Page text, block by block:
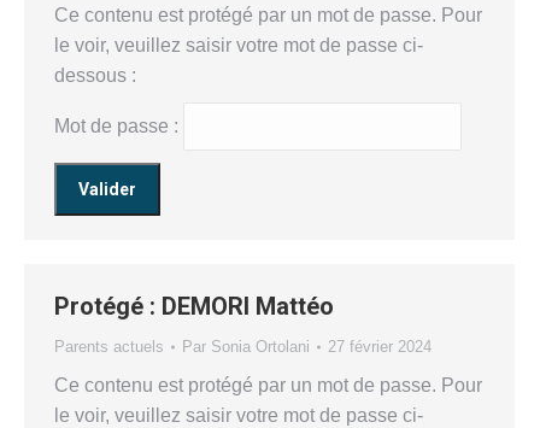
Ce contenu est protégé par un mot de passe. Pour
le voir, veuillez saisir votre mot de passe ci-
dessous :
Mot de passe :
Protégé : DEMORI Mattéo
Parents actuels Par Sonia Ortolani 27 février 2024
Ce contenu est protégé par un mot de passe. Pour
le voir, veuillez saisir votre mot de passe ci-